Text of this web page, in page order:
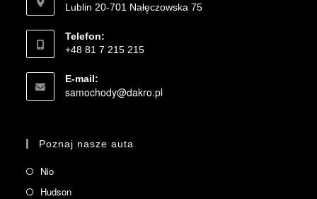
Lublin 20-701 Nałęczowska 75
Telefon:
+48 81 7 215 215
E-mail:
samochody@dakro.pl
Poznaj nasze auta
Nio
Hudson